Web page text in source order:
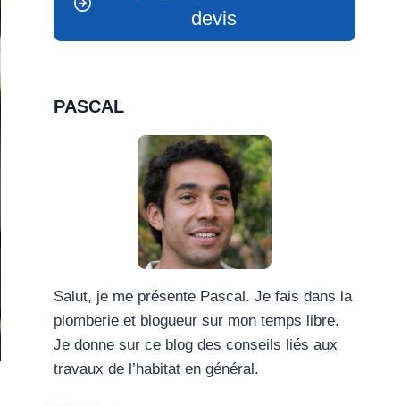
devis
PASCAL
Salut, je me présente Pascal. Je fais dans la
plomberie et blogueur sur mon temps libre.
Je donne sur ce blog des conseils liés aux
travaux de l’habitat en général.